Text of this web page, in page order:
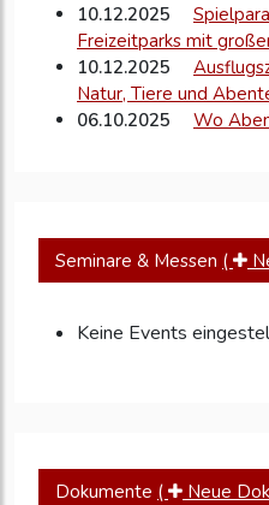
10.12.2025
Freizeitparks mit
10.12.2025
Natur, Tiere und
06.10.2025
Wo
Seminare & Messen (
Keine Events
Dokumente ( Neue